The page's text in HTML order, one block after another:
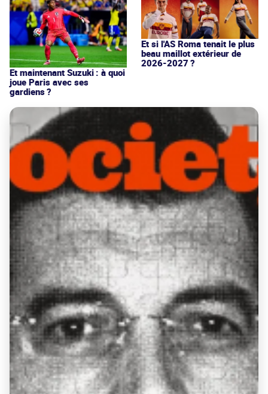
Et maintenant Suzuki : à quoi
joue Paris avec ses
gardiens ?
Et si l'AS Roma tenait le plus
beau maillot extérieur de
2026-2027 ?